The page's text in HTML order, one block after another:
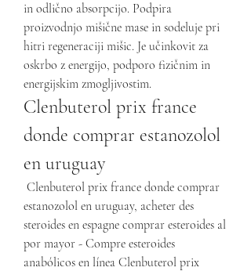
in odlično absorpcijo. Podpira
proizvodnjo mišične mase in sodeluje pri
hitri regeneraciji mišic. Je učinkovit za
oskrbo z energijo, podporo fizičnim in
energijskim zmogljivostim.
Clenbuterol prix france
donde comprar estanozolol
en uruguay
estanozolol en uruguay, acheter des
steroides en espagne comprar esteroides al
por mayor - Compre esteroides
anabólicos en línea Clenbuterol prix